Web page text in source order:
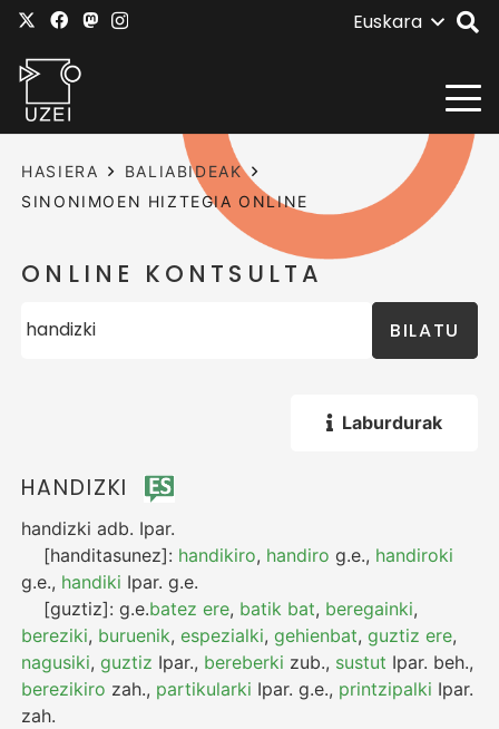
Euskara
HASIERA
BALIABIDEAK
SINONIMOEN HIZTEGIA ONLINE
ONLINE KONTSULTA
BILATU
Laburdurak
HANDIZKI
handizki adb. Ipar.
[handitasunez]: handikiro, handiro g.e., handiroki
g.e., handiki Ipar. g.e.
[guztiz]:g.e.batez ere, batik bat, beregainki,
bereziki, buruenik,espezialki,gehienbat,guztiz ere,
nagusiki,guztiz Ipar., bereberki zub., sustut Ipar. beh.,
berezikiro zah., partikularki Ipar. g.e., printzipalki Ipar.
zah.